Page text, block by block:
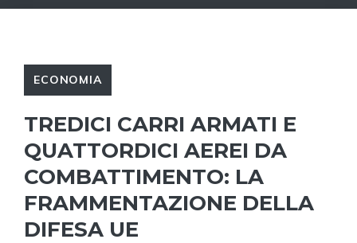
ECONOMIA
TREDICI CARRI ARMATI E
QUATTORDICI AEREI DA
COMBATTIMENTO: LA
FRAMMENTAZIONE DELLA
DIFESA UE